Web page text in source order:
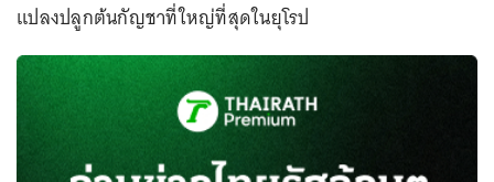
แปลงปลูกต้นกัญชาที่ใหญ่ที่สุดในยุโรป